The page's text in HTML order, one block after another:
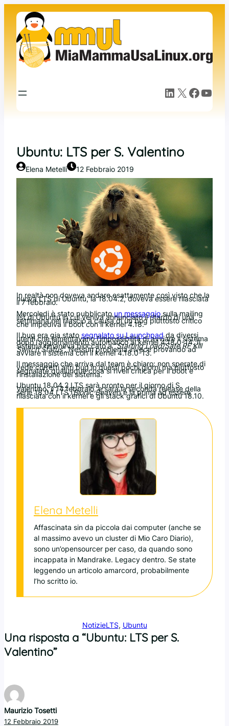
contenuto
LinkedIn X Facebook YouTube
Ubuntu: LTS per S. Valentino
Elena Metelli 12 Febbraio 2019
In realtà non doveva andare esattamente così visto che la
nuova LTS di Ubuntu, la 18.04.2, doveva essere rilasciata
il 7 febbraio.
Mercoledi è stato pubblicato un messaggio sulla mailing
list di Ubuntu in cui veniva annunciato il ritardo di una
settimana nel rilascio a causa di un bug piuttosto critico
che impediva il boot con il kernel 4.18.
Il bug era gia stato segnalato su Launchpadda diversi
utenti che lamentavano l’impossibilità di avviare il sistema
dopo l’aggiornamento automatico al kernel 4.18.0-14. Il
sistema rimaneva bloccato a “Starting Load/Safe RF Kill
Switch Status“. Nessun problema invece provando ad
avviare il sistema con il kernel 4.18.0-13.
Il messaggio che arriva dal team è chiaro: non sperate di
vede corretti altri bug in questi pochi giorni ma piuttosto
segnalate qualunque cosa si riveli critica per il boot e
l’installazione del sistema.
Ubuntu 18.04.2 LTS sarà pronto per il giorno di S.
Valentino, il 14 febbraio, e sarà la seconda release della
serie 18.04 LTS (Bionic Beaver) e la prima ad essere
rilasciata con il kernel e gli stack grafici di Ubuntu 18.10.
Elena Metelli
Affascinata sin da piccola dai computer (anche se
al massimo avevo un cluster di Mio Caro Diario),
sono un’opensourcer per caso, da quando sono
incappata in Mandrake. Legacy dentro. Se state
leggendo un articolo amarcord, probabilmente
l’ho scritto io.
NotizieLTS, Ubuntu
Una risposta a “Ubuntu: LTS per S.
Valentino”
Maurizio Tosetti
12 Febbraio 2019